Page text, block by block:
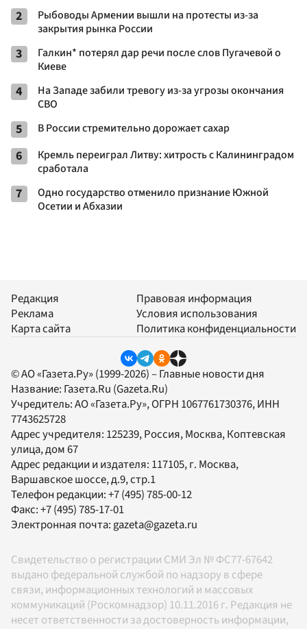
2
Рыбоводы Армении вышли на протесты из-за
закрытия рынка России
3
Галкин* потерял дар речи после слов Пугачевой о
Киеве
4
На Западе забили тревогу из-за угрозы окончания
СВО
5 В России стремительно дорожает сахар
6
Кремль переиграл Литву: хитрость с Калининградом
сработала
7
Одно государство отменило признание Южной
Осетии и Абхазии
Редакция
Реклама
Карта сайта
Правовая информация
Условия использования
Политика конфиденциальности
© АО «Газета.Ру» (1999-2026) – Главные новости дня
Название: Газета.Ru (Gazeta.Ru)
Учредитель:АО «Газета.Ру», ОГРН 1067761730376, ИНН
7743625728
Адрес учредителя: 125239, Россия, Москва, Коптевская
улица, дом 67
Адрес редакции и издателя: 117105, г. Москва,
Варшавское шоссе, д.9, стр.1
Телефон редакции:+7 (495) 785-00-12
Факс:+7 (495) 785-17-01
Электронная почта:gazeta@gazeta.ru
Свидетельство о регистрации СМИ Эл № ФС77-67642
выдано федеральной службой по надзору в сфере
связи, информационных технологий и массовых
коммуникаций (Роскомнадзор) 10.11.2016 г. Редакция не
несет ответственности за достоверность информации,